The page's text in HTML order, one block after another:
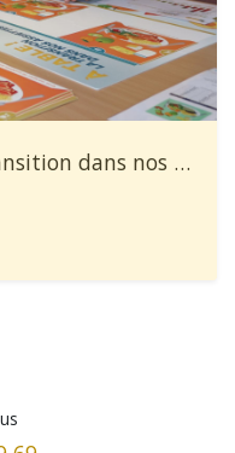
Webinaire - À Table ! La transition dans nos assiettes